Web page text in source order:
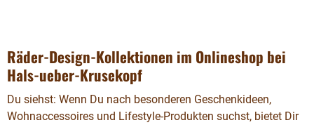
Räder-Design-Kollektionen im Onlineshop bei
Hals-ueber-Krusekopf
Du siehst: Wenn Du nach besonderen Geschenkideen,
Wohnaccessoires und Lifestyle-Produkten suchst, bietet Dir